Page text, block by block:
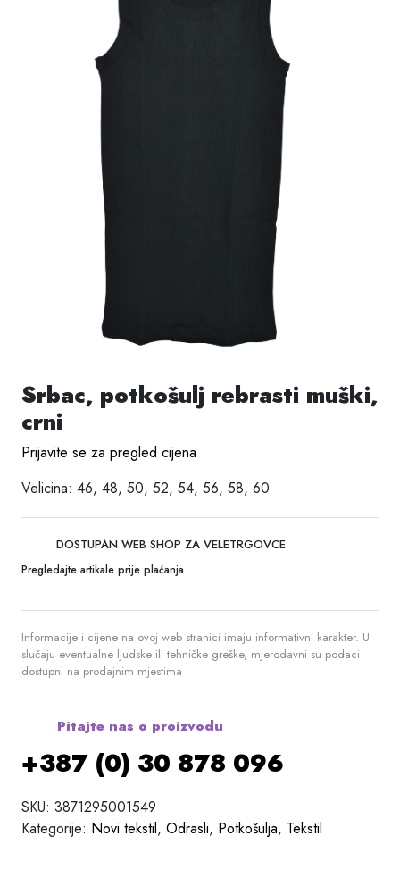
Srbac, potkošulj rebrasti muški,
crni
Prijavite se za pregled cijena
Velicina: 46, 48, 50, 52, 54, 56, 58, 60
DOSTUPAN WEB SHOP ZA VELETRGOVCE
Pregledajte artikale prije plaćanja
Informacije i cijene na ovoj web stranici imaju informativni karakter. U
slučaju eventualne ljudske ili tehničke greške, mjerodavni su podaci
dostupni na prodajnim mjestima
Pitajte nas o proizvodu
+387 (0) 30 878 096
SKU: 3871295001549
Kategorije: Novi tekstil, Odrasli, Potkošulja, Tekstil